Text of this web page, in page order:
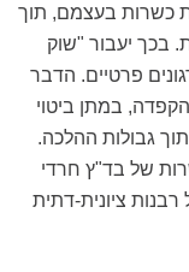
כשרות בעצמם, תוך
בכך יעבור "שוק
פרטיים. הדבר
במתן ביטוי
גבולות ההלכה.
של בד"ץ חרדי
ציונית-דתית